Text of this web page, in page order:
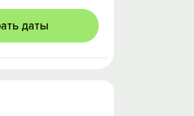
даты